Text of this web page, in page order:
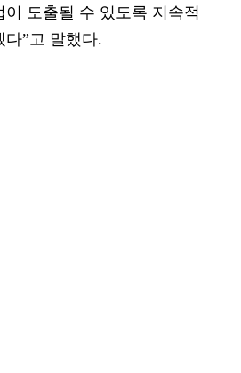
도출될 수 있도록 지속적
”고 말했다.